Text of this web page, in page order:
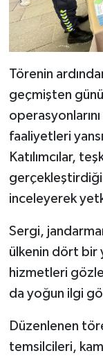
Törenin
geçmişten
faaliyetleri
Katılımcılar,
gerçekleştirdiği
inceleyerek
Sergi,
ülkenin dört bir
hizmetleri
da yoğun ilgi
Düzenlenen
temsilcileri,